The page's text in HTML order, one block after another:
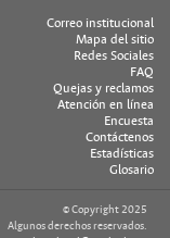
Correo institucional
Mapa del sitio
Redes Sociales
FAQ
Quejas y reclamos
Atención en línea
Encuesta
Contáctenos
Estadísticas
Glosario
© Copyright 2025
Algunos derechos reservados.